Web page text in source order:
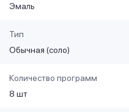
Эмаль
Тип
Обычная (соло)
Количество программ
8 шт